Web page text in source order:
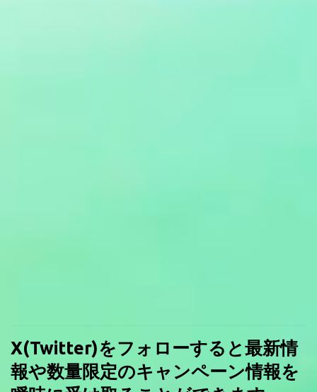
X(Twitter)をフォローすると最新情
報や数量限定のキャンペーン情報を